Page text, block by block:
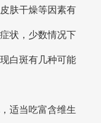
肤干燥等因素有
状，少数情况下
白斑有几种可能
适当吃富含维生